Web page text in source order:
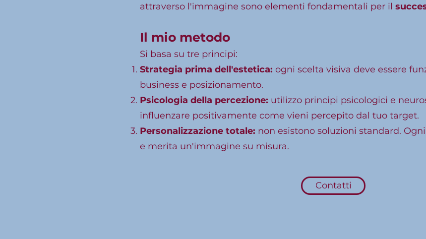
attraverso l'immagine sono elementi fondamentali per il
Il mio metodo
Si basa su tre principi:
Strategia prima dell'estetica: ogni scelta visiva deve essere
business e posizionamento.
Psicologia della percezione: utilizzo principi psicologici e
influenzare positivamente come vieni percepito dal tuo target.
Personalizzazione totale: non esistono soluzioni standard.
e merita un'immagine su misura.
Contatti